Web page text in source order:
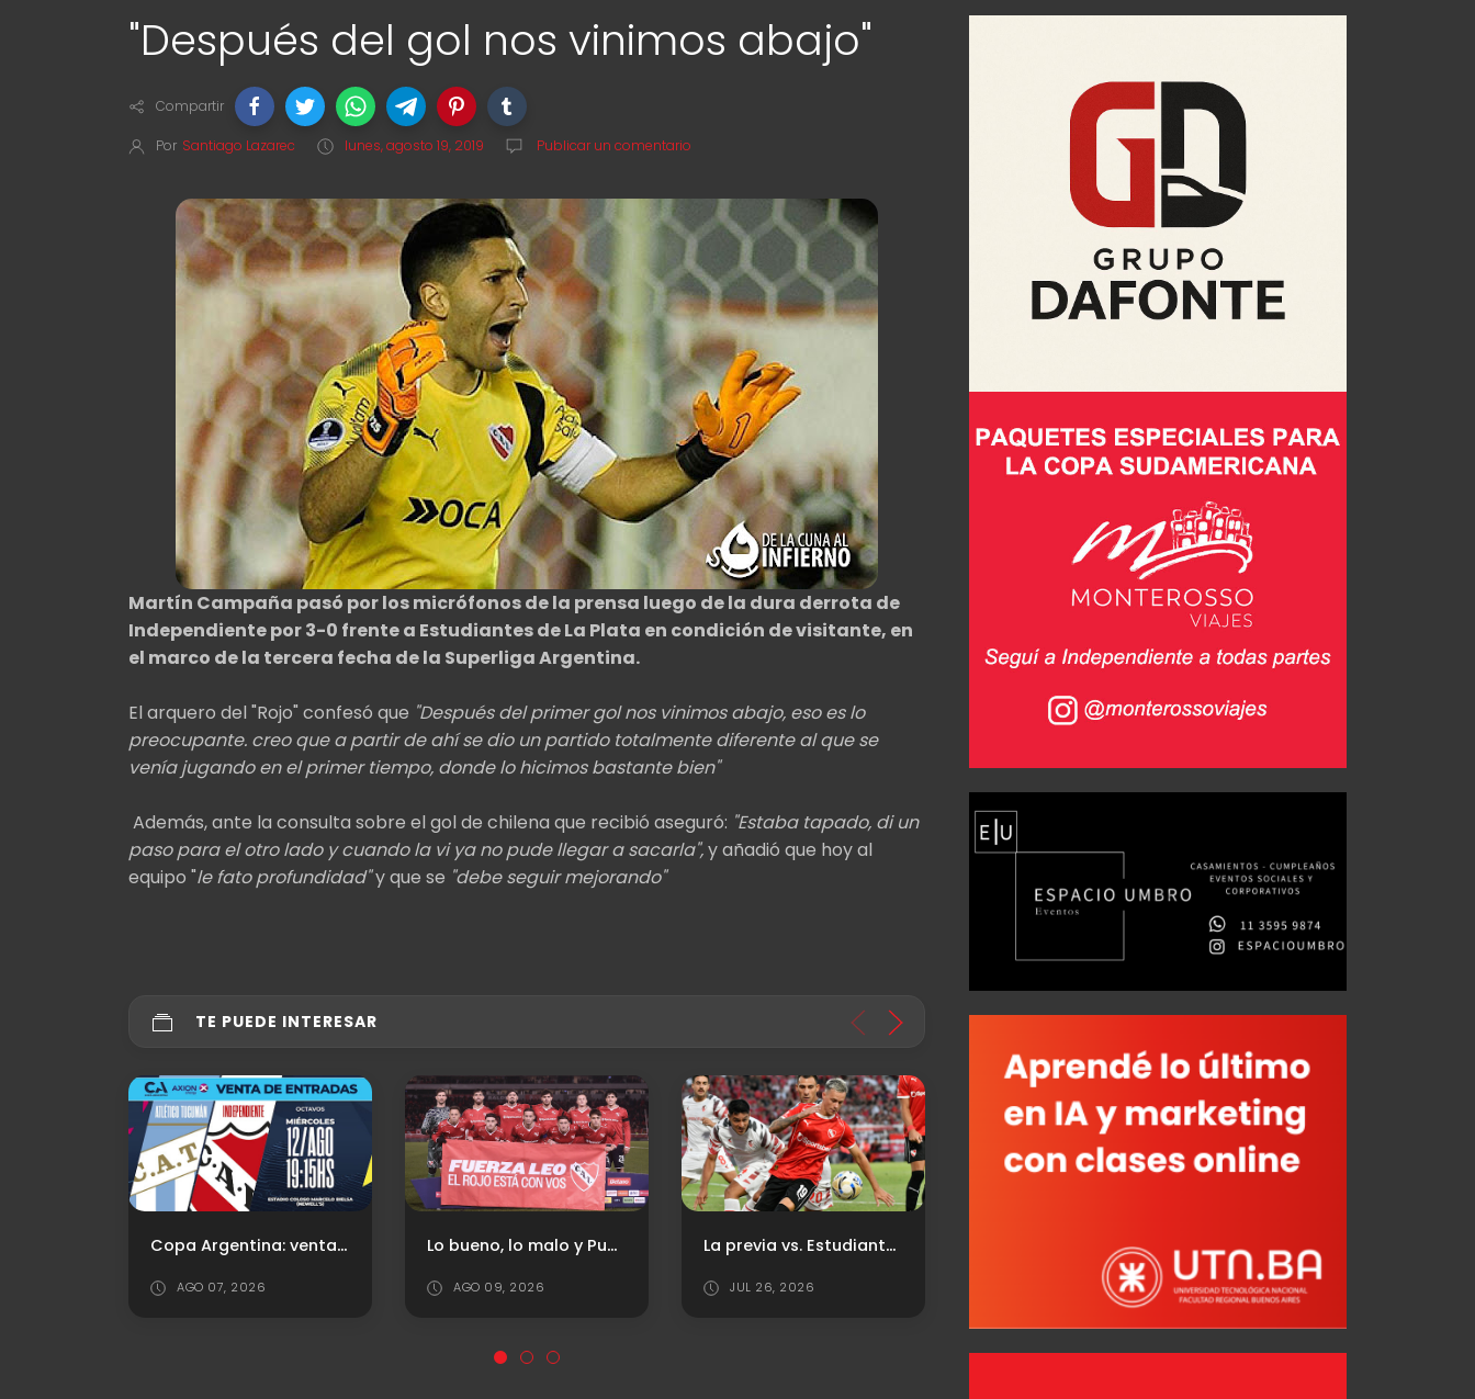
"Después del gol nos vinimos abajo"
Compartir
Por Santiago Lazarec lunes, agosto 19, 2019 Publicar un comentario
Martín Campaña pasó por los micrófonos de la prensa luego de la dura derrota de
Independiente por 3-0 frente a Estudiantes de La Plata en condición de visitante, en
el marco de la tercera fecha de la Superliga Argentina.
El arquero del "Rojo" confesó que "Después del primer gol nos vinimos abajo, eso es lo
preocupante. creo que a partir de ahí se dio un partido totalmente diferente al que se
venía jugando en el primer tiempo, donde lo hicimos bastante bien"
Además, ante la consulta sobre el gol de chilena que recibió aseguró: "Estaba tapado, di un
paso para el otro lado y cuando la vi ya no pude llegar a sacarla",y añadió que hoy al
equipo "le fato profundidad"y que se "debe seguir mejorando"
TE PUEDE INTERESAR
Lo bueno, lo malo y Puntajes vs. Platense
AGO 09, 2026
La previa vs. Estudiantes de La Plata: Horario, TV y Probables formaciones
JUL 26, 2026
Historial ante Newell's
JUL 28, 2026
Otra vez cuesta arriba